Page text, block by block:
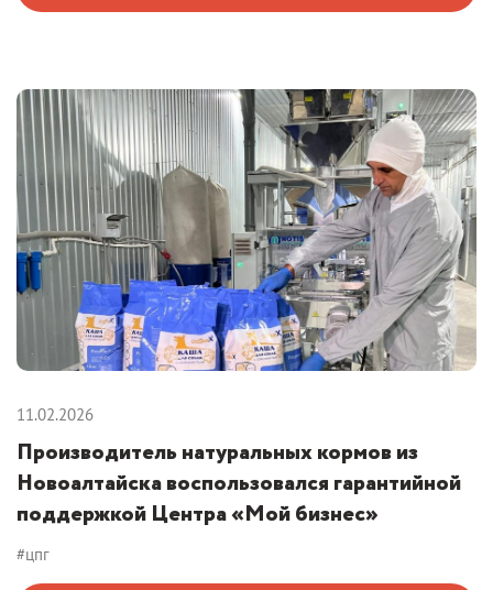
11.02.2026
Производитель натуральных кормов из
Новоалтайска воспользовался гарантийной
поддержкой Центра «Мой бизнес»
#цпг